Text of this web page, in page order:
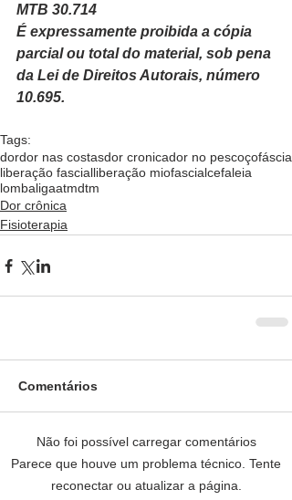
MTB 30.714
É expressamente proibida a cópia
parcial ou total do material, sob pena
da Lei de Direitos Autorais, número
10.695.
Tags:
dordor nas costasdor cronicador no pescoçofáscia
liberação fascialliberação miofascialcefaleia
lombaligaatmdtm
Dor crônica
Fisioterapia
Comentários
Não foi possível carregar comentários
Parece que houve um problema técnico. Tente
reconectar ou atualizar a página.